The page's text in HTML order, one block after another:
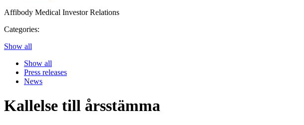
Affibody Medical Investor Relations
Categories:
Show all
Show all
Press releases
News
Kallelse till årsstämma